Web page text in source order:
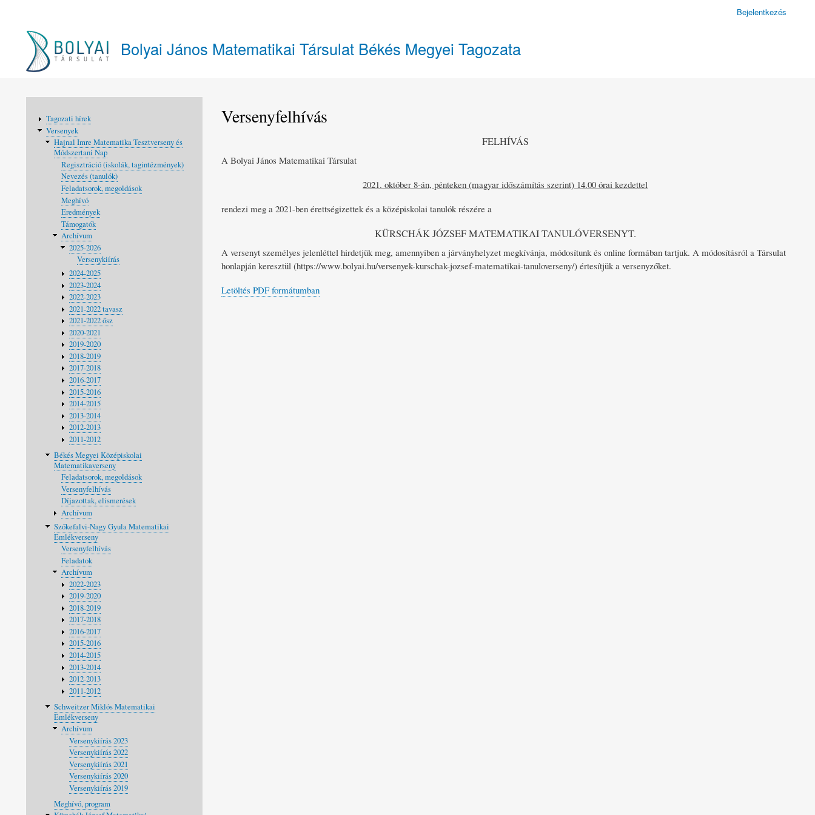
fiók
menüje
Bejelentkezés
Bolyai János Matematikai Társulat Békés Megyei Tagozata
Versenyfelhívás
FELHÍVÁS
A Bolyai János Matematikai Társulat
2021. október 8-án, pénteken (magyar időszámítás szerint) 14.00 órai kezdettel
rendezi meg a 2021-ben érettségizettek és a középiskolai tanulók részére a
KÜRSCHÁK JÓZSEF MATEMATIKAI TANULÓVERSENYT.
A versenyt személyes jelenléttel hirdetjük meg, amennyiben a járványhelyzet megkívánja, módosítunk és online formában tartjuk. A módosításról a Társulat
honlapján keresztül (https://www.bolyai.hu/versenyek-kurschak-jozsef-matematikai-tanuloverseny/) értesítjük a versenyzőket.
Letöltés PDF formátumban
navigáció
Tagozati hírek
Versenyek
Hajnal Imre Matematika Tesztverseny és
Módszertani Nap
Regisztráció (iskolák, tagintézmények)
Nevezés (tanulók)
Feladatsorok, megoldások
Meghívó
Eredmények
Támogatók
Archívum
2025-2026
Versenykiírás
2024-2025
2023-2024
2022-2023
2021-2022 tavasz
2021-2022 ősz
2020-2021
2019-2020
2018-2019
2017-2018
2016-2017
2015-2016
2014-2015
2013-2014
2012-2013
2011-2012
Békés Megyei Középiskolai
Matematikaverseny
Feladatsorok, megoldások
Versenyfelhívás
Díjazottak, elismerések
Archívum
Szőkefalvi-Nagy Gyula Matematikai
Emlékverseny
Versenyfelhívás
Feladatok
Archívum
2022-2023
2019-2020
2018-2019
2017-2018
2016-2017
2015-2016
2014-2015
2013-2014
2012-2013
2011-2012
Schweitzer Miklós Matematikai
Emlékverseny
Archívum
Versenykiírás 2023
Versenykiírás 2022
Versenykiírás 2021
Versenykiírás 2020
Versenykiírás 2019
Meghívó, program